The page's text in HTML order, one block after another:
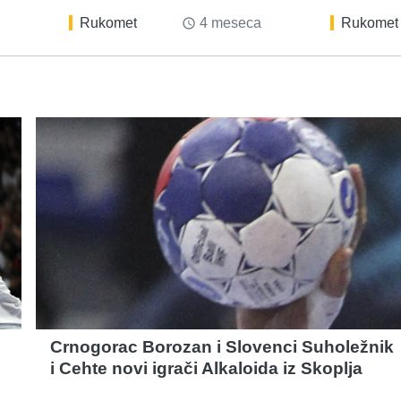
Rukomet access_time 4 meseca Rukomet
Crnogorac Borozan i Slovenci Suholežnik
i Cehte novi igrači Alkaloida iz Skoplja